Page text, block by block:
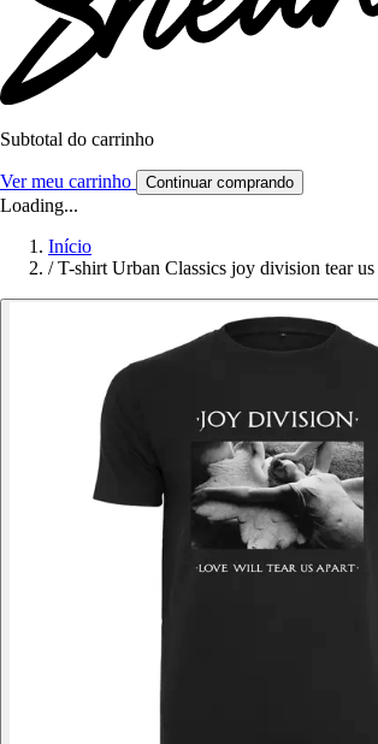
Subtotal do carrinho
Ver meu carrinho Continuar comprando
Loading...
Início
/ T-shirt Urban Classics joy division tear us